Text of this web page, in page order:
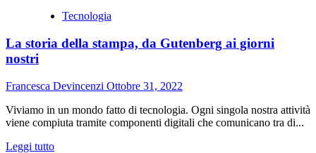
Applicazioni,
sono
amate
dagli
italiani
Tecnologia
La storia della stampa, da Gutenberg ai giorni
nostri
Francesca Devincenzi Ottobre 31, 2022
Viviamo in un mondo fatto di tecnologia. Ogni singola nostra attività
viene compiuta tramite componenti digitali che comunicano tra di...
Leggi tuttoLeggi